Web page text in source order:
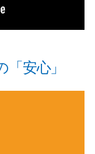
安心」